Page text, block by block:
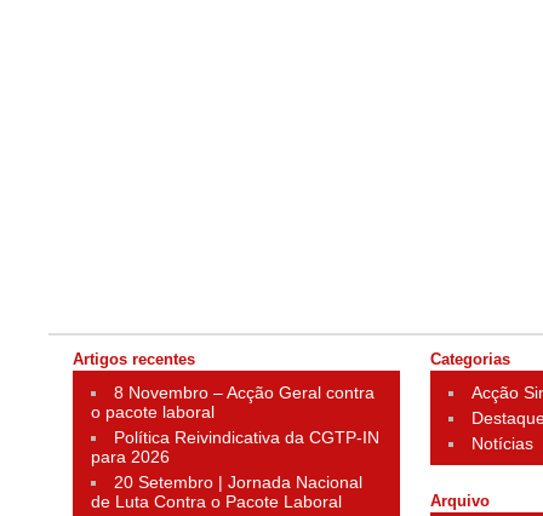
Artigos recentes
8 Novembro – Acção Geral contra
o pacote laboral
Política Reivindicativa da CGTP-IN
para 2026
20 Setembro | Jornada Nacional
de Luta Contra o Pacote Laboral
Categorias
Acção
Notícias
Arquivo